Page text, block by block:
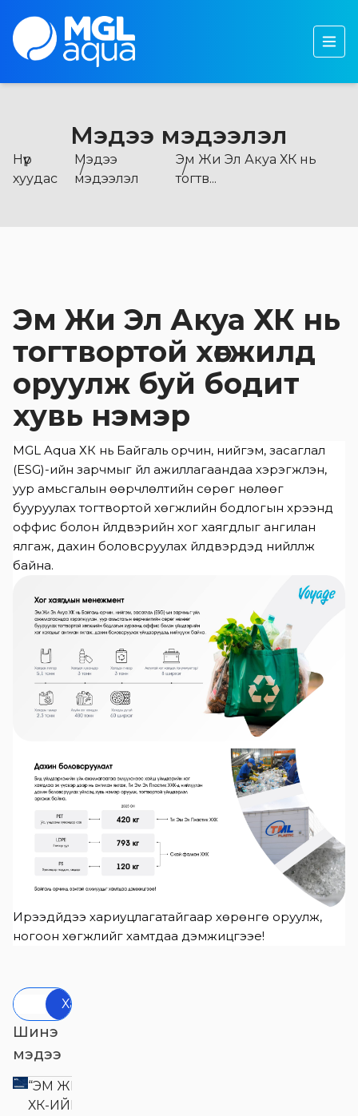
Мэдээ мэдээлэл
Нүүр
хуудас
Мэдээ
мэдээлэл
Эм Жи Эл Акуа ХК нь
тогтв...
Эм Жи Эл Акуа ХК нь
тогтвортой хөгжилд
оруулж буй бодит
хувь нэмэр
MGL Aqua ХК нь Байгаль орчин, нийгэм, засаглал
(ESG)-ийн зарчмыг үйл ажиллагаандаа хэрэгжүүлэн,
уур амьсгалын өөрчлөлтийн сөрөг нөлөөг
бууруулах тогтвортой хөгжлийн бодлогын хүрээнд
оффис болон үйлдвэрийн хог хаягдлыг ангилан
ялгаж, дахин боловсруулах үйлдвэрүүдэд нийлүүлж
байна.
Ирээдүйдээ хариуцлагатайгаар хөрөнгө оруулж,
ногоон хөгжлийг хамтдаа дэмжицгээе!
Хайх
Шинэ
мэдээ
“ЭМ ЖИ ЭЛ АКУА”
ХК-ИЙН
Хөрөнгө оруулагчдад